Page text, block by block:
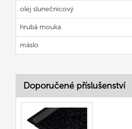
olej slunečnicový
hrubá mouka
máslo
Doporučené příslušenství